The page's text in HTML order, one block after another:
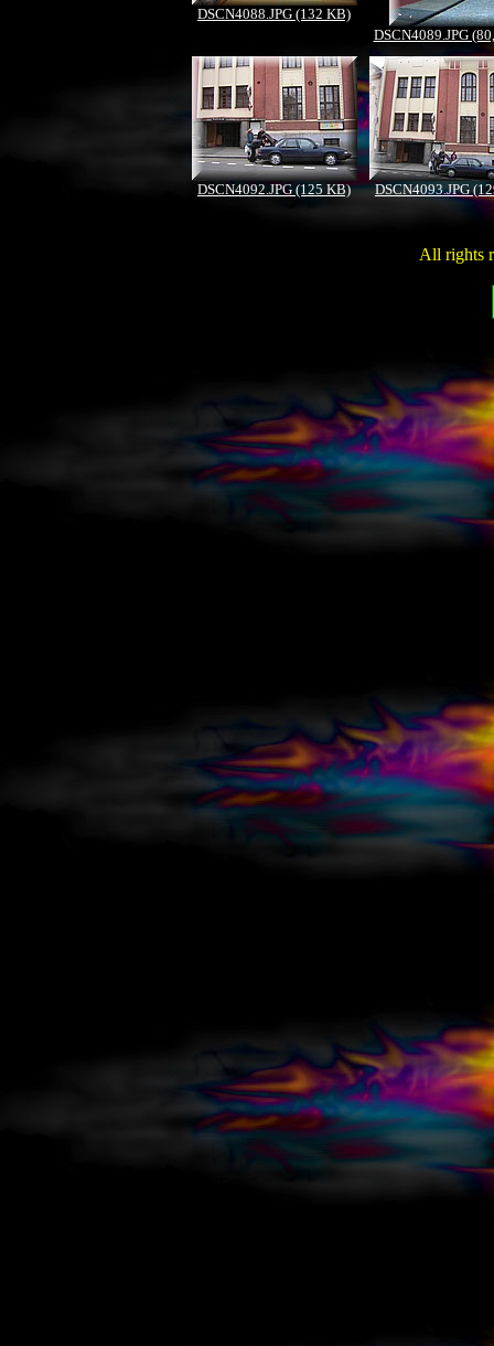
DSCN4088.JPG (132 KB)
DSCN4089.JPG
DSCN4092.JPG (125 KB) DSCN4093.JPG
All rights